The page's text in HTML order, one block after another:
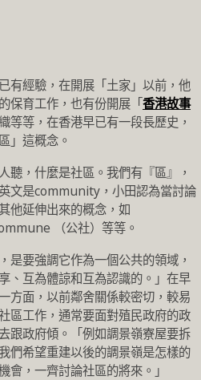
有經驗，在開展「土家」以前，他
保育工作，也有份開展「香港故事
等等，在香港早已有一段長歷史，
」這概念。
聽，什麼是社區。我們有『區』，
文是community，小田認為當討論
他延伸出來的概念，如
（公社）等等。
是要強調它作為一個公共的領域，
、互為體諒和互為認識的。」在早
方面，以前鄰舍關係較密切，較易
區工作，通常要面對殖民政府的政
跟政府傾。「例如調景嶺寮屋要拆
們希望重建以後的調景嶺是怎樣的
會，一齊討論社區的將來。」